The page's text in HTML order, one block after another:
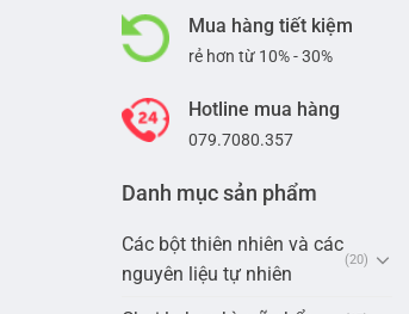
Mua hàng tiết kiệm
rẻ hơn từ 10% - 30%
Hotline mua hàng
079.7080.357
Danh mục sản phẩm
Các bột thiên nhiên và các
nguyên liệu tự nhiên
(20)